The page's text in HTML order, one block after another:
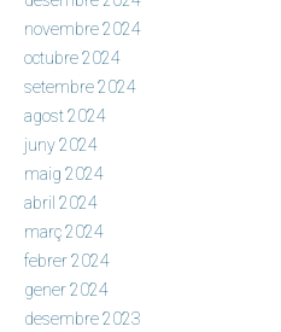
novembre 2024
octubre 2024
setembre 2024
agost 2024
juny 2024
maig 2024
abril 2024
març 2024
febrer 2024
gener 2024
desembre 2023